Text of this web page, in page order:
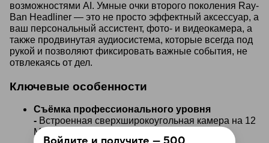
возможностями AI. Умные очки второго поколения Ray-
Ban Headliner — это не просто эффектный аксессуар, а
ваш персональный ассистент, фото- и видеокамера, а
также продвинутая аудиосистема, которые всегда под
рукой и позволяют фиксировать важные события, не
отвлекаясь от дел.
Ключевые особенности
Съёмка профессионального уровня
- Встроенная сверхширокоугольная камера на 12
Мп позволяет создавать детализированные
Войдите и получите — 500